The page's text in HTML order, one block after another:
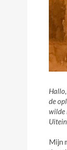
de
wilde
Mijn